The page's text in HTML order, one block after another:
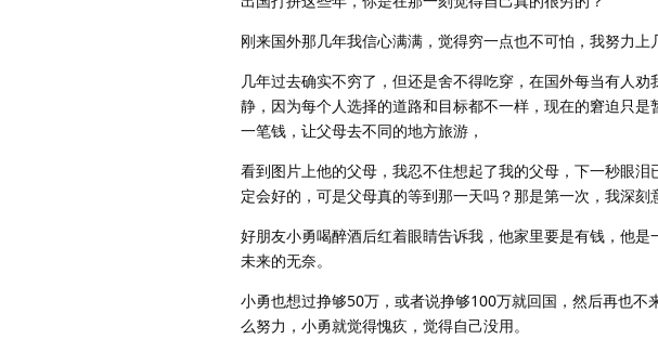
刚来国外那几年我信心满满，觉得穷一点也不可怕，我努力上
几年过去确实不穷了，但还是舍不得吃穿，在国外每当有人
静，因为每个人选择的道路和目标都不一样，现在的窘迫只
一笔钱，让父母去不同的地方旅游，
看到图片上他的父母，我忍不住想起了我的父母，下一秒眼
定会好的，可是父母真的等到那一天吗？那是第一次，我深刻
好朋友小勇喝醉酒后红着眼睛告诉我，他家里要是有钱，他
未来的无奈。
小勇也想过挣够50万，或者说挣够100万就回国，然后再也
么努力，小勇就觉得愧疚，觉得自己没用。